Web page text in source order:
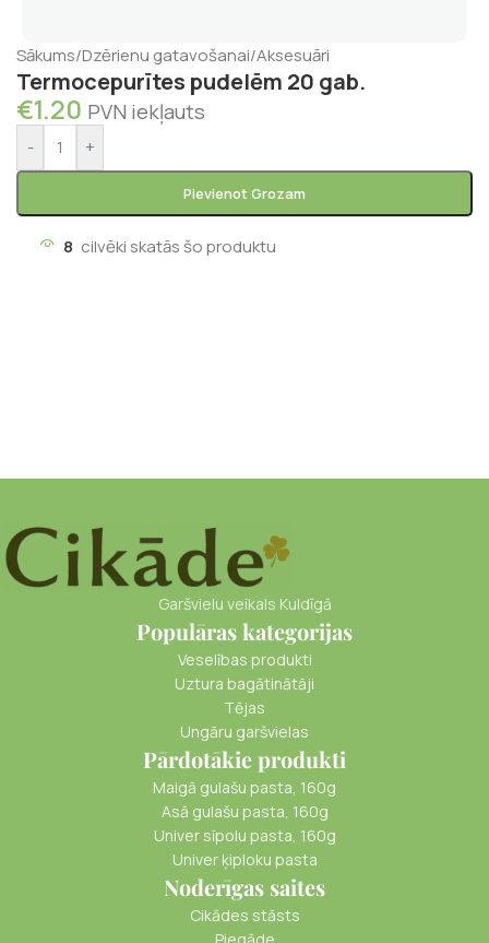
Sākums/Dzērienu gatavošanai/Aksesuāri
Termocepurītes pudelēm 20 gab.
€1.20 PVN iekļauts
- +
Pievienot Grozam
8 cilvēki skatās šo produktu
Garšvielu veikals Kuldīgā
Populāras kategorijas
Veselības produkti
Uztura bagātinātāji
Tējas
Ungāru garšvielas
Pārdotākie produkti
Maigā gulašu pasta, 160g
Asā gulašu pasta, 160g
Univer sīpolu pasta, 160g
Univer ķiploku pasta
Noderīgas saites
Cikādes stāsts